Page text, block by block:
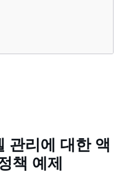
관리에 대한 액
책 예제